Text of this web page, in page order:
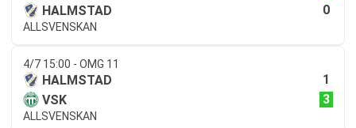
HALMSTAD
0
ALLSVENSKAN
4/7 15:00 - OMG 11
HALMSTAD
1
VSK
3
ALLSVENSKAN